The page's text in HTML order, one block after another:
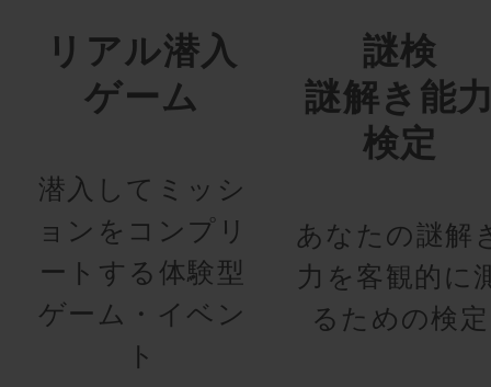
リアル潜入
ゲーム
潜入してミッシ
ョンをコンプリ
ートする体験型
ゲーム・イベン
ト
謎検
謎解き能
検定
あなたの謎解
力を客観的に
るための検定